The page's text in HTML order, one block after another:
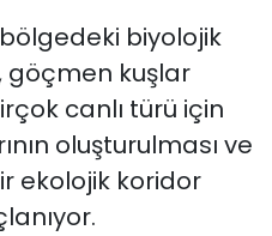
biyolojik
göçmen kuşlar
canlı türü için
oluşturulması ve
ekolojik koridor